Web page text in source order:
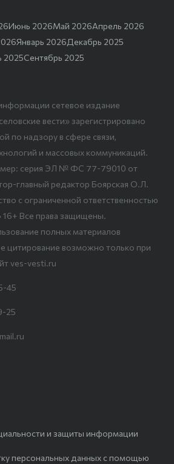
Июнь 2026Май 2026Апрель 2026
Январь 2026Декабрь 2025
2025Сентябрь 2025
сетевое издание
вести» зарегистрировано
по надзору в сфере связи,
и массовых коммуникаций.
серия ЭЛ № ФС 77-79010 от
главный редактор Боярская О.Л.
с ограниченной ответственностью
16+ Все права защищены.
полных материалов
цитирование возможно только при
ves-vesti.ru
45
25
и защиты информации
персональных данных с помощью